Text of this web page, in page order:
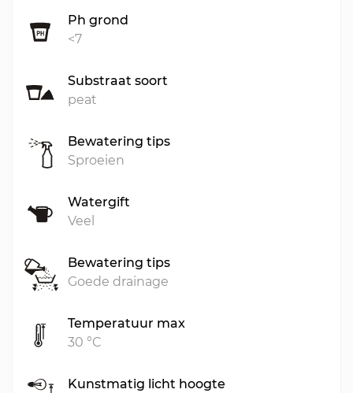
Ph grond
<7
Substraat soort
peat
Bewatering tips
Sproeien
Watergift
Veel
Bewatering tips
Goede drainage
Temperatuur max
30 °C
Kunstmatig licht hoogte